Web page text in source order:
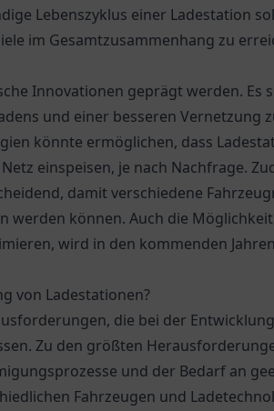
Lebenszyklus einer Ladestation
im Gesamtzusammenhang zu
Innovationen geprägt werden. Es
und einer besseren Vernetzung
könnte ermöglichen, dass
einspeisen, je nach Nachfrage.
damit verschiedene
werden können. Auch die
wird in den kommenden
von Ladestationen?
die bei der
Zu den größten
und der Bedarf an
Fahrzeugen und